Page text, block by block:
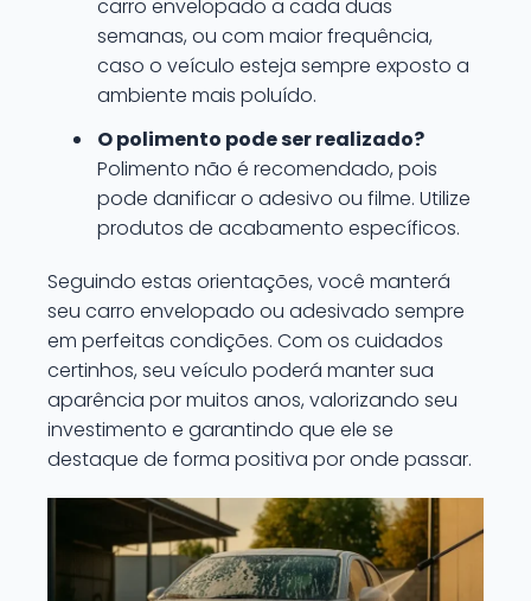
carro envelopado a cada duas
semanas, ou com maior frequência,
caso o veículo esteja sempre exposto a
ambiente mais poluído.
O polimento pode ser realizado?
Polimento não é recomendado, pois
pode danificar o adesivo ou filme. Utilize
produtos de acabamento específicos.
Seguindo estas orientações, você manterá
seu carro envelopado ou adesivado sempre
em perfeitas condições. Com os cuidados
certinhos, seu veículo poderá manter sua
aparência por muitos anos, valorizando seu
investimento e garantindo que ele se
destaque de forma positiva por onde passar.